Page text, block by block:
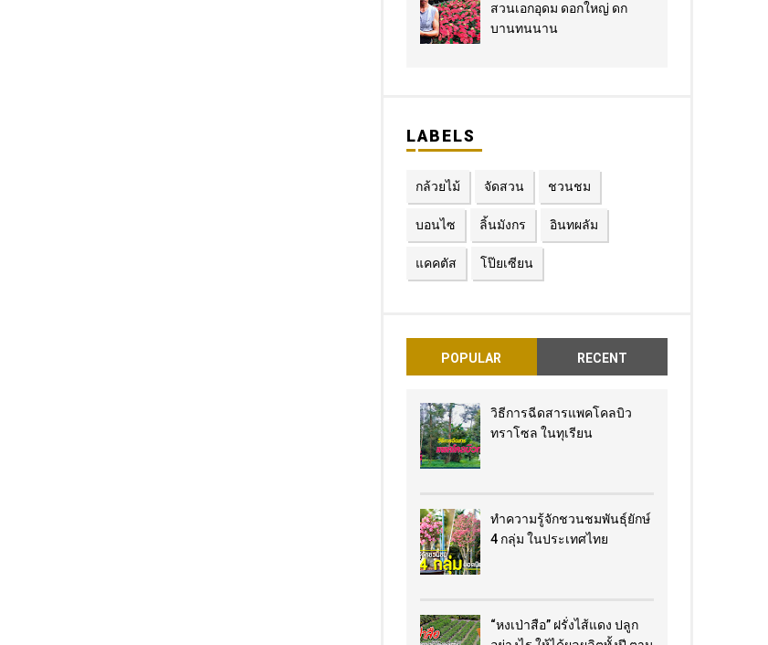
สวนเอกอุดม ดอกใหญ่ ดก
บานทนนาน
LABELS
กล้วยไม้ จัดสวน ชวนชม
บอนไซ ลิ้นมังกร อินทผลัม
แคคตัส โป๊ยเซียน
POPULAR RECENT
วิธีการฉีดสารแพคโคลบิว
ทราโซล ในทุเรียน
ทำความรู้จักชวนชมพันธุ์ยักษ์
4 กลุ่ม ในประเทศไทย
“หงเป่าสือ” ฝรั่งไส้แดง​ ปลูก